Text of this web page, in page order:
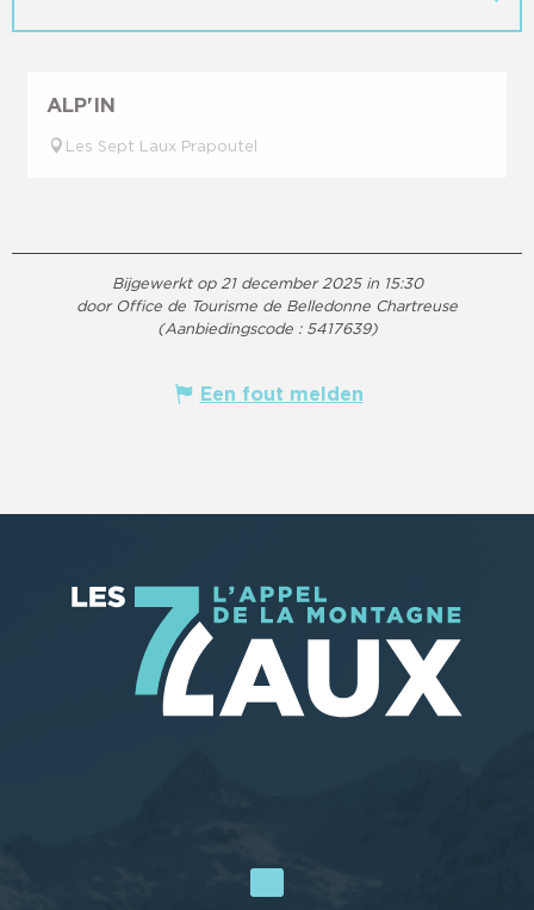
ALP'IN
Les Sept Laux Prapoutel
Bijgewerkt op 21 december 2025 in 15:30
door Office de Tourisme de Belledonne Chartreuse
(Aanbiedingscode : 5417639)
Een fout melden